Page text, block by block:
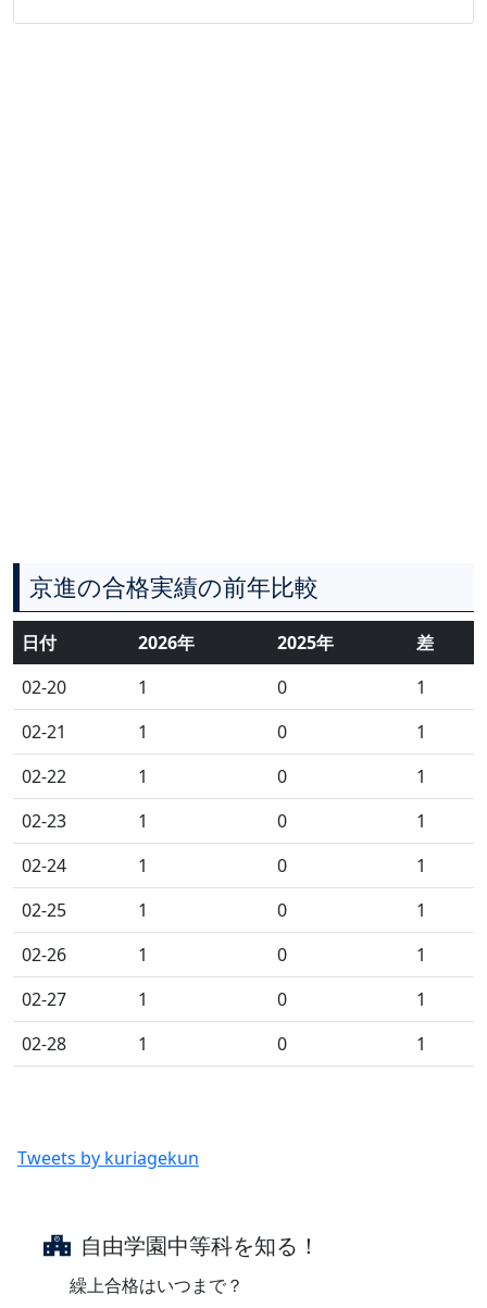
京進の合格実績の前年比較
日付 2026年 2025年
差
02-20
1 0
1
02-21
1 0
1
02-22
1 0
1
02-23
1 0
1
02-24
1 0
1
02-25
1 0
1
02-26
1 0
1
02-27
1 0
1
02-28
1 0 1
Tweets by kuriagekun
自由学園中等科を知る！
繰上合格はいつまで？